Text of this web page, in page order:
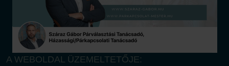
A WEBOLDAL ÜZEMELTETŐJE: